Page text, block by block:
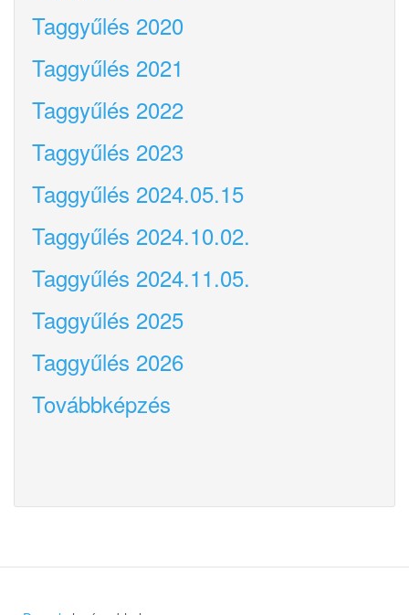
Taggyűlés 2020
Taggyűlés 2021
Taggyűlés 2022
Taggyűlés 2023
Taggyűlés 2024.05.15
Taggyűlés 2024.10.02.
Taggyűlés 2024.11.05.
Taggyűlés 2025
Taggyűlés 2026
Továbbképzés